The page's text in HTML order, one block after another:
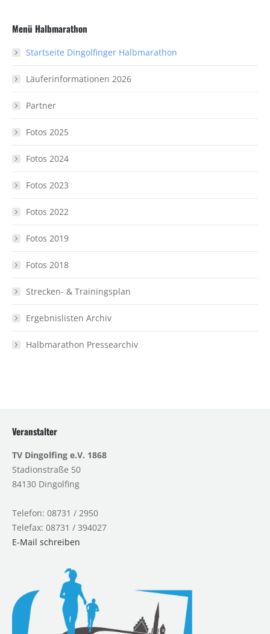
Menü Halbmarathon
Startseite Dingolfinger Halbmarathon
Läuferinformationen 2026
Partner
Fotos 2025
Fotos 2024
Fotos 2023
Fotos 2022
Fotos 2019
Fotos 2018
Strecken- & Trainingsplan
Ergebnislisten Archiv
Halbmarathon Pressearchiv
Veranstalter
TV Dingolfing e.V. 1868
Stadionstraße 50
84130 Dingolfing
Telefon: 08731 / 2950
Telefax: 08731 / 394027
E-Mail schreiben